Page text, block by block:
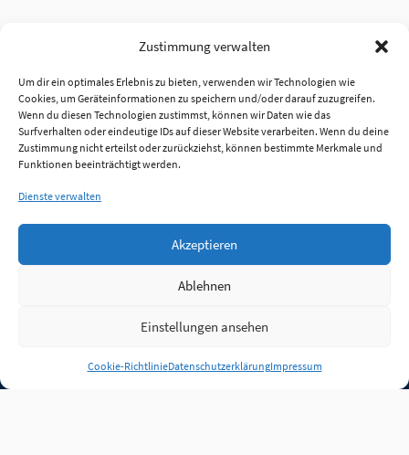
Zustimmung verwalten
Um dir ein optimales Erlebnis zu bieten, verwenden wir Technologien wie
Cookies, um Geräteinformationen zu speichern und/oder darauf zuzugreifen.
Wenn du diesen Technologien zustimmst, können wir Daten wie das
Surfverhalten oder eindeutige IDs auf dieser Website verarbeiten. Wenn du deine
Zustimmung nicht erteilst oder zurückziehst, können bestimmte Merkmale und
Funktionen beeinträchtigt werden.
Dienste verwalten
Akzeptieren
Ablehnen
Einstellungen ansehen
Cookie-RichtlinieDatenschutzerklärungImpressum
Anmelden
Jobs Partner FAQ Quellen